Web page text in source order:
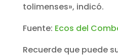
tolimenses», indicó.
Fuente: Ecos del
Recuerde que puede